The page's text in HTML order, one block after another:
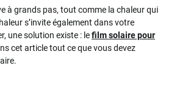
à grands pas, tout comme la chaleur qui
s’invite également dans votre
une solution existe : lefilm solaire pour
cet article tout ce que vous devez